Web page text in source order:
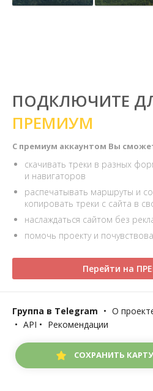
СОХРАНИТЬ
ПОДКЛЮЧИТЕ
ПРЕМИУМ
С премиум аккаунтом Вы
скачивать треки в разных
и навигаторов
распечатывать маршруты и
копировать треки с сайта в
наслаждаться сайтом без
помочь проекту и
Перейти на
Группа в Telegram • О
• API • Рекомендации